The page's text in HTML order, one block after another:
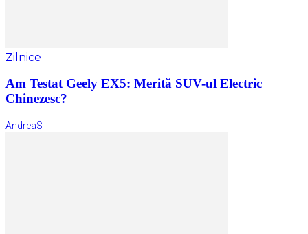
Zilnice
Am Testat Geely EX5: Merită SUV-ul Electric
Chinezesc?
AndreaS